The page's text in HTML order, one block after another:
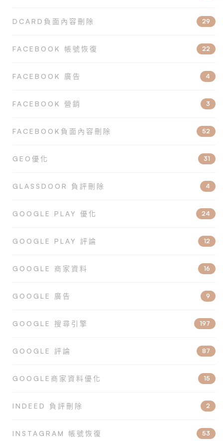
DCARD負面內容刪除 29
FACEBOOK 帳號恢復 22
FACEBOOK 廣告 4
FACEBOOK 營銷 3
FACEBOOK負面內容刪除 52
GEO優化 31
GLASSDOOR 負評刪除 4
GOOGLE PLAY 優化 24
GOOGLE PLAY 評論 12
GOOGLE 商家資料 16
GOOGLE 廣告 9
GOOGLE 搜尋引擎 197
GOOGLE 評論 87
GOOGLE商家資料優化 15
INDEED 負評刪除 2
INSTAGRAM 帳號恢復 53